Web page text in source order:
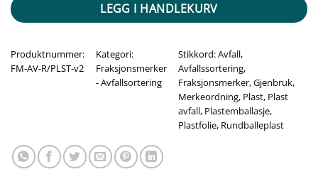
LEGG I HANDLEKURV
Produktnummer:
FM-AV-R/PLST-v2
Kategori:
Fraksjonsmerker
- Avfallsortering
Stikkord:Avfall,
Avfallssortering,
Fraksjonsmerker,Gjenbruk,
Merkeordning, Plast, Plast
avfall, Plastemballasje,
Plastfolie, Rundballeplast